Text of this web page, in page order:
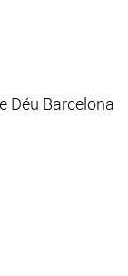
Déu Barcelona